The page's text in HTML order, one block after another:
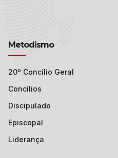
Metodismo
20º Concílio Geral
Concílios
Discipulado
Episcopal
Liderança